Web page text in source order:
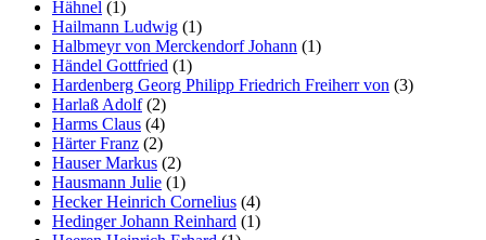
Hähnel (1)
Hailmann Ludwig (1)
Halbmeyr von Merckendorf Johann (1)
Händel Gottfried (1)
Hardenberg Georg Philipp Friedrich Freiherr von (3)
Harlaß Adolf(2)
Harms Claus (4)
Härter Franz (2)
Hauser Markus (2)
Hausmann Julie (1)
Hecker Heinrich Cornelius (4)
Hedinger Johann Reinhard (1)